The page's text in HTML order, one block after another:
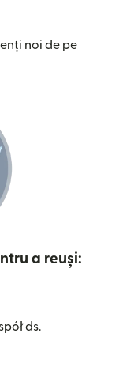
noi de pe
a reuși:
ds.